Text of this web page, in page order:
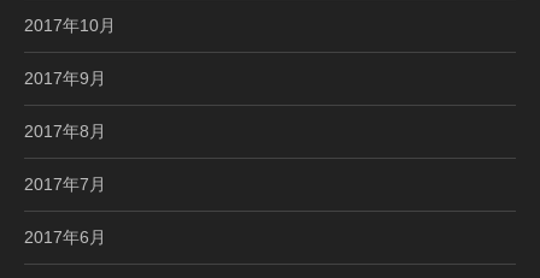
2017年10月
2017年9月
2017年8月
2017年7月
2017年6月